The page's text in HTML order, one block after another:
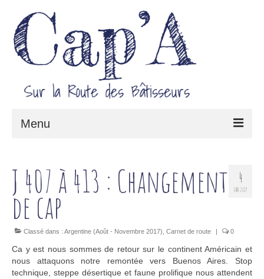
Menu
Architecture & Savoir-faire
Carnet de route
4
JAN 2019
J 407 à 413 : Changement
de cap
Classé dans : Argentine (Août - Novembre 2017) Carnet de route | 0
Ca y est nous sommes de retour sur le continent Américain et
nous attaquons notre remontée vers Buenos Aires. Stop
technique, steppe désertique et faune prolifique nous attendent